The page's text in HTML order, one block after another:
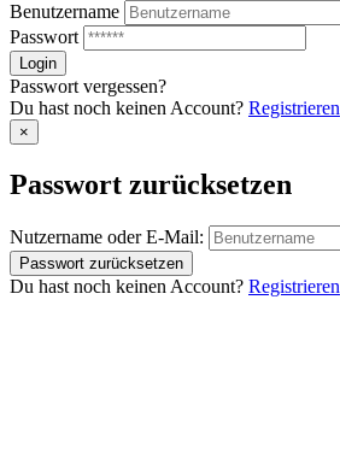
Benutzername
Passwort
Passwort vergessen?
Du hast noch keinen Account? Registrieren
×
Passwort zurücksetzen
Nutzername oder E-Mail:
Du hast noch keinen Account? Registrieren